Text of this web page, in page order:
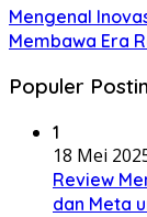
Mengenal
Membawa Era
Populer
1
18 Mei
Review
dan Meta